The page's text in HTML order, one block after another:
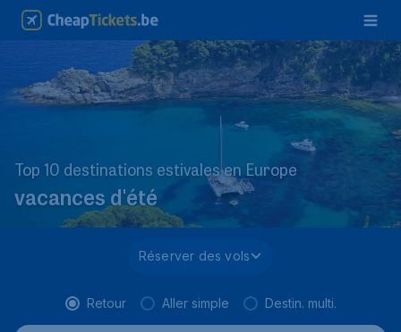
Top 10 destinations estivales en Europe
vacances d'été
Réserver des vols
Retour Aller simple Destin. multi.